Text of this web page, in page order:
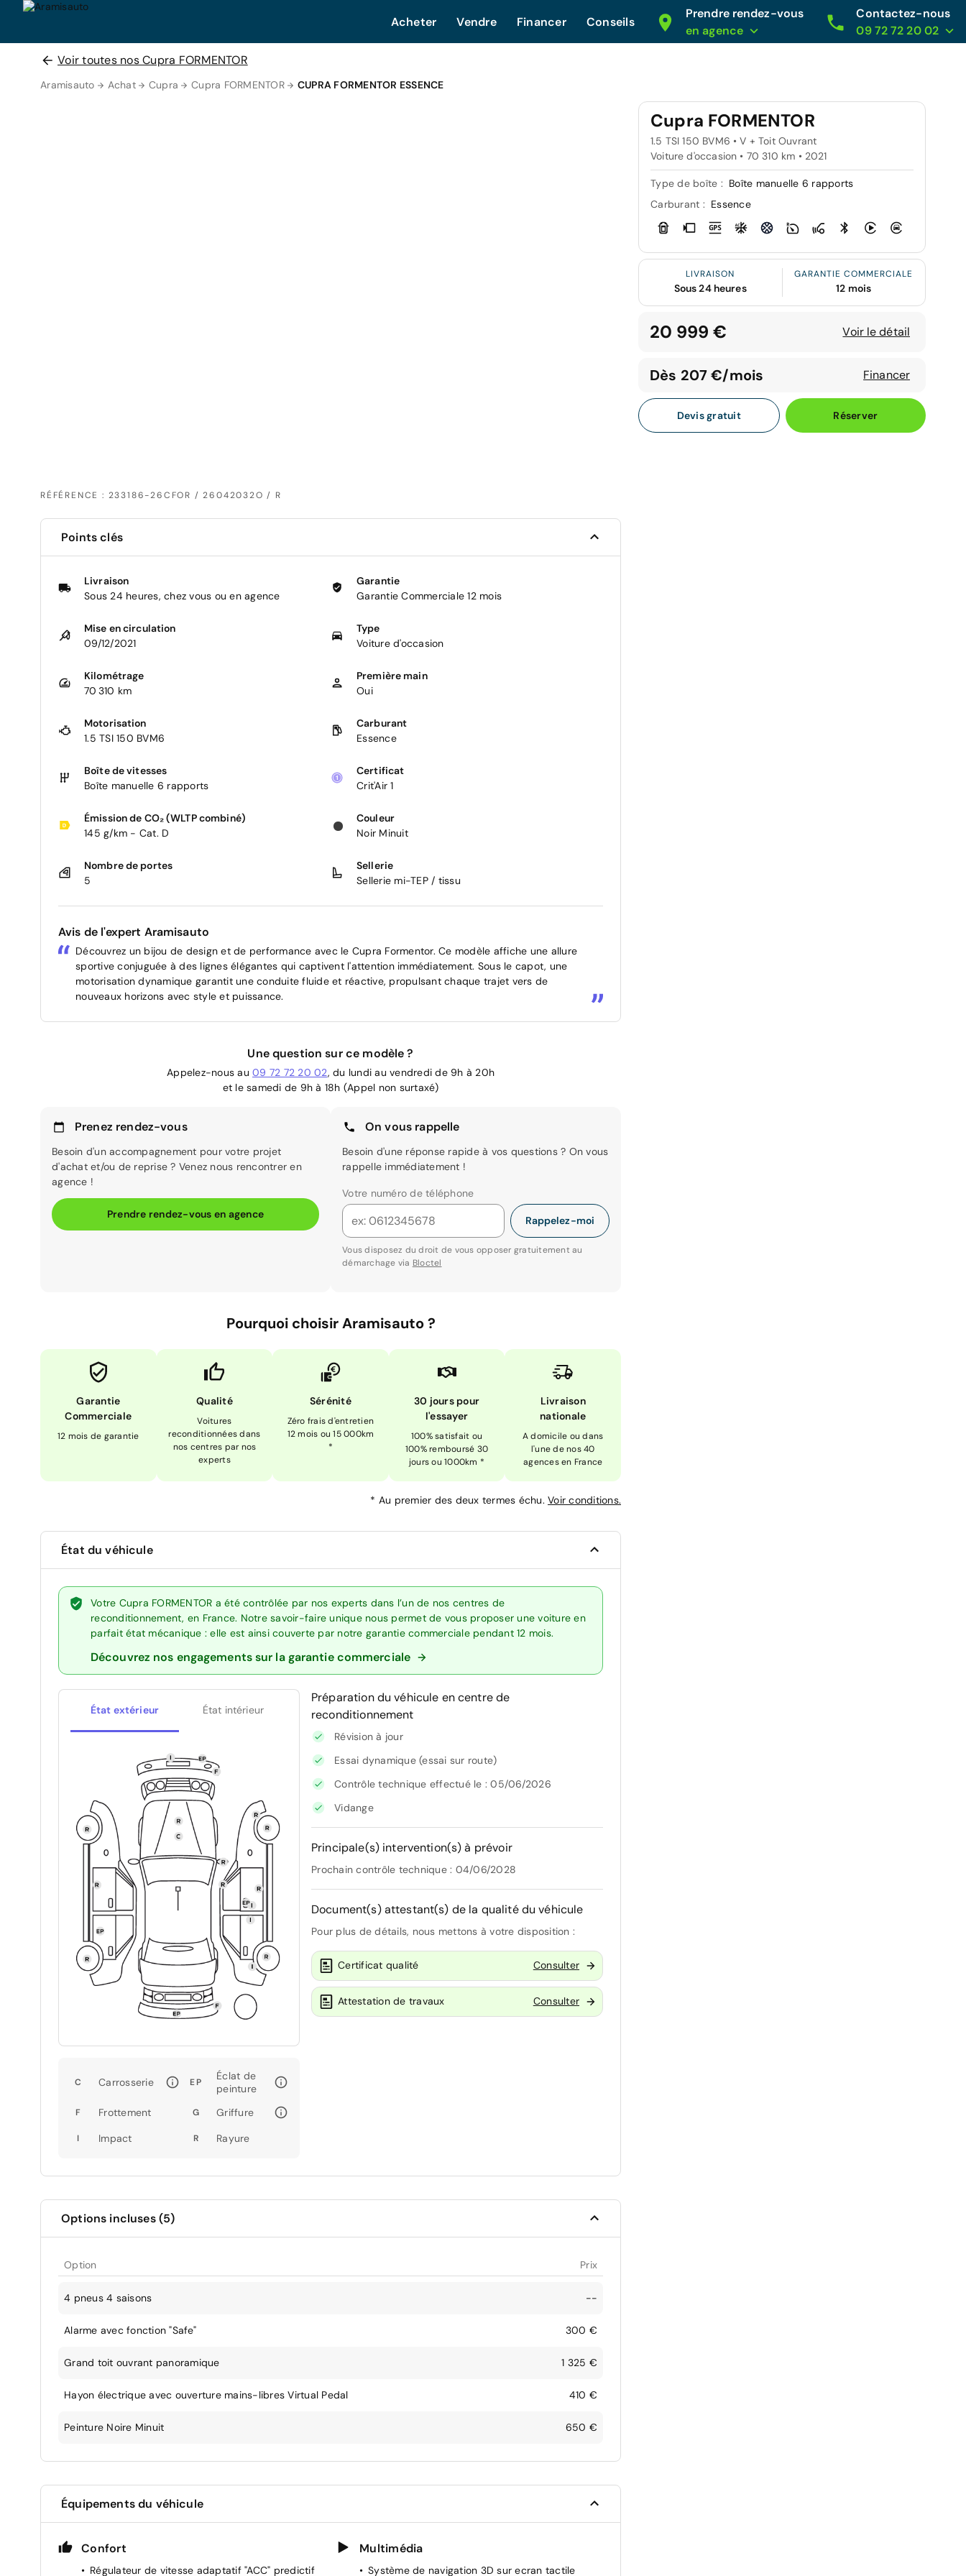
Acheter Vendre Financer Conseils
Prendre rendez-vous
en agence
Contactez-nous
09 72 72 20 02
Voir toutes nos Cupra FORMENTOR
Aramisauto Achat Cupra Cupra FORMENTOR CUPRA FORMENTOR ESSENCE
RÉFÉRENCE : 233186-26CFOR / 26042032O / R
Cupra FORMENTOR
1.5 TSI 150 BVM6 • V + Toit Ouvrant
Voiture d'occasion • 70 310 km • 2021
Type de boîte : Boîte manuelle 6 rapports
Carburant : Essence
LIVRAISON
Sous 24 heures
GARANTIE COMMERCIALE
12 mois
20 999 € Voir le détail
Dès 207 €/mois Financer
Devis gratuit Réserver
Points clés
Livraison
Sous 24 heures, chez vous ou en agence
Garantie
Garantie Commerciale 12 mois
Mise en circulation
09/12/2021
Type
Voiture d'occasion
Kilométrage
70 310 km
Première main
Oui
Motorisation
1.5 TSI 150 BVM6
Carburant
Essence
Boîte de vitesses
Boîte manuelle 6 rapports
Certificat
Crit'Air 1
Émission de CO₂ (WLTP combiné)
145 g/km - Cat. D
Couleur
Noir Minuit
Nombre de portes
5
Sellerie
Sellerie mi-TEP / tissu
Avis de l'expert Aramisauto
Découvrez un bijou de design et de performance avec le Cupra Formentor. Ce modèle affiche une allure
sportive conjuguée à des lignes élégantes qui captivent l'attention immédiatement. Sous le capot, une
motorisation dynamique garantit une conduite fluide et réactive, propulsant chaque trajet vers de
nouveaux horizons avec style et puissance.
Une question sur ce modèle ?
Appelez-nous au 09 72 72 20 02, du lundi au vendredi de 9h à 20h
et le samedi de 9h à 18h (Appel non surtaxé)
Prenez rendez-vous
Besoin d'un accompagnement pour votre projet
d'achat et/ou de reprise ? Venez nous rencontrer en
agence !
Prendre rendez-vous en agence
On vous rappelle
Besoin d'une réponse rapide à vos questions ? On vous
rappelle immédiatement !
Votre numéro de téléphone
Rappelez-moi
Vous disposez du droit de vous opposer gratuitement au
démarchage via Bloctel
Pourquoi choisir Aramisauto ?
Garantie
Commerciale
12 mois de garantie
Qualité
Voitures
reconditionnées dans
nos centres par nos
experts
Sérénité
Zéro frais d'entretien
12 mois ou 15 000km
*
30 jours pour
l'essayer
100% satisfait ou
100% remboursé 30
jours ou 1000km *
Livraison
nationale
A domicile ou dans
l'une de nos 40
agences en France
* Au premier des deux termes échu. Voir conditions.
État du véhicule
Votre Cupra FORMENTOR a été contrôlée par nos experts dans l’un de nos centres de
reconditionnement, en France. Notre savoir-faire unique nous permet de vous proposer une voiture en
parfait état mécanique : elle est ainsi couverte par notre garantie commerciale pendant 12 mois.
Découvrez nos engagements sur la garantie commerciale
État extérieur État intérieur
C Carrosserie EP
Éclat de
peinture
F Frottement G Griffure
I Impact R Rayure
Préparation du véhicule en centre de
reconditionnement
Révision à jour
Essai dynamique (essai sur route)
Contrôle technique effectué le : 05/06/2026
Vidange
Principale(s) intervention(s) à prévoir
Prochain contrôle technique : 04/06/2028
Document(s) attestant(s) de la qualité du véhicule
Pour plus de détails, nous mettons à votre disposition :
Certificat qualité Consulter
Attestation de travaux Consulter
Options incluses (5)
Option Prix
4 pneus 4 saisons --
Alarme avec fonction "Safe" 300 €
Grand toit ouvrant panoramique 1 325 €
Hayon électrique avec ouverture mains-libres Virtual Pedal 410 €
Peinture Noire Minuit 650 €
Équipements du véhicule
Confort
Régulateur de vitesse adaptatif "ACC" predictif
Multimédia
Système de navigation 3D sur ecran tactile